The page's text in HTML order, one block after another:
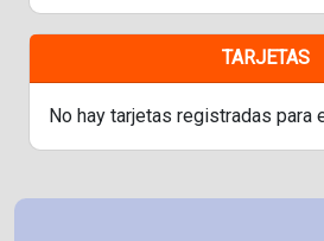
TARJETAS
No hay tarjetas registradas para